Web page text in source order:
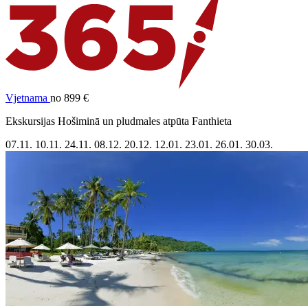
Vjetnama no 899 €
Ekskursijas Hošiminā un pludmales atpūta Fanthieta
07.11. 10.11. 24.11. 08.12. 20.12. 12.01. 23.01. 26.01. 30.03.